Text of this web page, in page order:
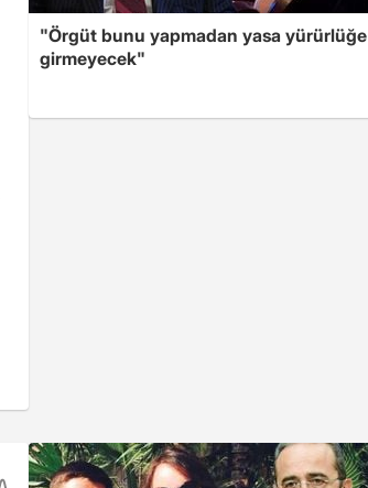
"Örgüt bunu yapmadan yasa yürürlüğe
girmeyecek"